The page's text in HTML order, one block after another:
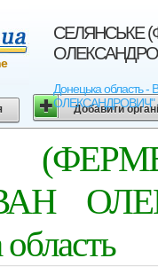
СЕЛЯНСЬКЕ
Донецька
ОЛЕКСАНДРОВИЧ" -
Добавити